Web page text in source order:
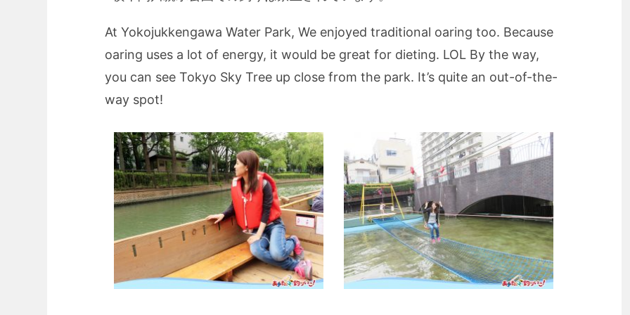
At Yokojukkengawa Water Park, We enjoyed traditional oaring too. Because
oaring uses a lot of energy, it would be great for dieting. LOL By the way,
you can see Tokyo Sky Tree up close from the park. It’s quite an out-of-the-
way spot!